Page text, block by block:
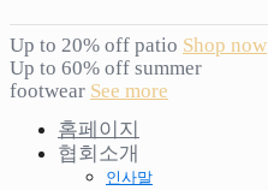
Up to 20% off patio Shop now
Up to 60% off summer
footwear See more
홈페이지
협회소개
인사말